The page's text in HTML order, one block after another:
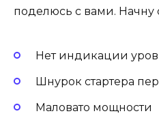
поделюсь с вами. Начну
Нет индикации
Шнурок стартера
Маловато мощности